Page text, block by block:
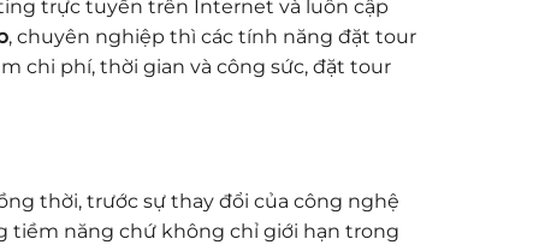
trực tuyến trên Internet và luôn cập
, chuyên nghiệp thì các tính năng đặt tour
chi phí, thời gian và công sức, đặt tour
thời, trước sự thay đổi của công nghệ
tiềm năng chứ không chỉ giới hạn trong